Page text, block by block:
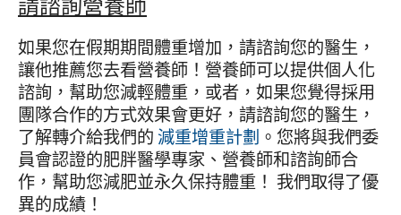
如果您在假期期間體重增加，請諮詢您的醫生，
讓他推薦您去看營養師！營養師可以提供個人化
諮詢，幫助您減輕體重，或者，如果您覺得採用
團隊合作的方式效果會更好，請諮詢您的醫生，
了解轉介給我們的 減重增重計劃 。您將與我們委
員會認證的肥胖醫學專家、營養師和諮詢師合
作，幫助您減肥並永久保持體重！ 我們取得了優
異的成績！